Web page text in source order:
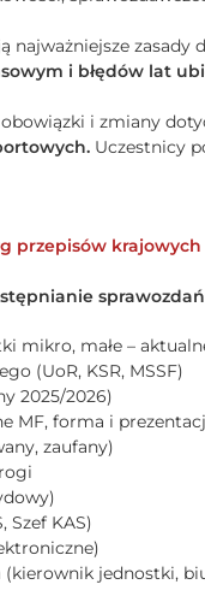
najważniejsze zasady
i błędów lat
i zmiany
Uczestnicy
przepisów
mikro, małe –
(UoR, KSR, MSSF)
2025/2026)
MF, forma i
zaufany)
Szef KAS)
jednostki,